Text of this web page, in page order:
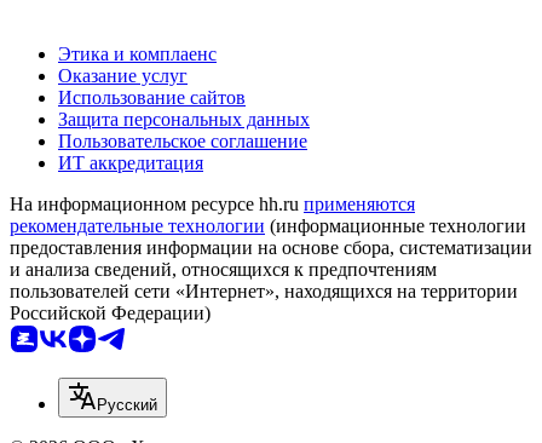
Этика и комплаенс
Оказание услуг
Использование сайтов
Защита персональных данных
Пользовательское соглашение
ИТ аккредитация
На информационном ресурсе hh.ru применяются
рекомендательные технологии (информационные технологии
предоставления информации на основе сбора, систематизации
и анализа сведений, относящихся к предпочтениям
пользователей сети «Интернет», находящихся на территории
Российской Федерации)
Русский